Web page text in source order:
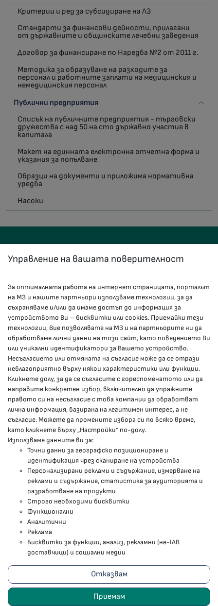
Критерии и ред за субсидиране на ЛЗ
Стандарти за финансови дейности, прилагани
от държавните и общинските лечебни заведения
Договор за финансиране по Наредба №2 от 2011 г.
Методика за образуване на разходите за
персонал и работните заплати на медицинския и
немедицинския персонал
Публични предприятия
Списък на публичните предприятия - търговски
дружества с над 50 на сто държавно участие в
капитала
Макет на единната електронна отчетна форма и
указания за попълване
Образци на документи и приложима нормативна
уредба
Насоки
КОНТАКТИ
гр.София, 1000, пл. „Света Неделя“ №5
delovodstvo@mh.government.bg
presscenter@mh.government.bg
МЗ В СОЦИАЛНИТЕ МРЕЖИ
Facebook страница
Instragram профил
YouTube канал
Threads профил
Карта на сайта
Бисквитки
Условия за използване
Поверителност
2023 - 2026 © Министерство на здравеопазването
Управление на вашата поверителност
За оптималната работа на интернет страницата, порталът
на МЗ и нашите партньори използваме технологии, за да
съхраняваме и/или да имаме достъп до информация за
устройството Ви – бисквитки или cookies. Приемайки тези
технологии, Вие позволявате на МЗ и на партньорите ни да
обработваме лични данни на този сайт, като поведението Ви
или уникални идентификатори за Вашето устройство.
Несъгласието или отмяната на съгласие може да се отрази
неблагоприятно върху някои характеристики или функции.
Кликнете долу, за да се съгласите с гореспоменатото или да
направите конкретен избор, включително да упражните
правото си на несъгласие с това компании да обработват
лична информация, базирана на легитимен интерес, а не
съгласие. Можете да промените избора си по всяко време,
като кликнете върху „Настройки“ по-долу.
Използваме данните ви за:
Точни данни за географско позициониране и
идентификация чрез сканиране на устройства
Персонализирани реклами и съдържание, измерване на
реклами и съдържание, статистика за аудиторията и
разработване на продукти
Строго необходими бисквитки
Функционални
Аналитични
Реклама
Бисквитки за функции, анализ, рекламни (не-IAB
доставчици) и социални медии
Отказвам
Приемам